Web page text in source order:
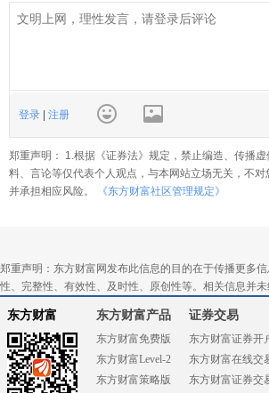
登录 注册
郑重声明： 1.根据《证券法》规定，禁止编造、传播
料、言论等仅代表个人观点，与本网站立场无关，不
并承担相应风险。
《东方财富社区管理规定》
郑重声明：东方财富网发布此信息的目的在于传播更多
性、完整性、有效性、及时性、原创性等。相关信息并
东方财富 东方财富产品
东方财富免费版
东方财富Level-2
东方财富策略版
证券交易
东方财富证券开
东方财富在线交
东方财富证券交